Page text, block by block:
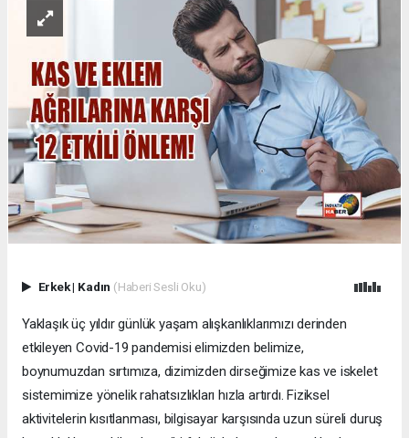
Erkek| Kadın (Haberi Sesli Oku)
Yaklaşık üç yıldır günlük yaşam alışkanlıklarımızı derinden
etkileyen Covid-19 pandemisi elimizden belimize,
boynumuzdan sırtımıza, dizimizden dirseğimize kas ve iskelet
sistemimize yönelik rahatsızlıkları hızla artırdı. Fiziksel
aktivitelerin kısıtlanması, bilgisayar karşısında uzun süreli duruş